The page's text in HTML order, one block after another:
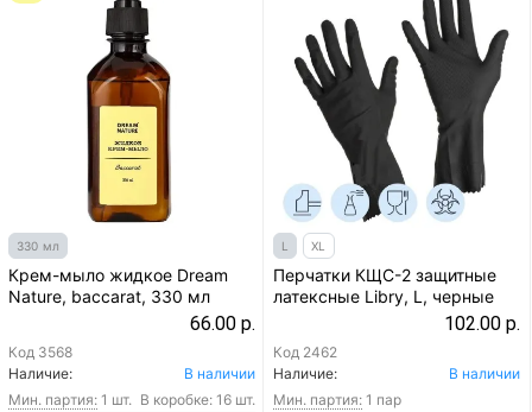
330 мл
Крем-мыло жидкое Dream
Nature, baccarat, 330 мл
66.00 р.
Код 3568
Наличие:
В наличии
Мин. партия: 1 шт. В коробке: 16 шт.
L XL
Перчатки КЩС-2 защитные
латексные Libry, L, черные
102.00 р.
Код 2462
Наличие:
В наличии
Мин. партия: 1 пар